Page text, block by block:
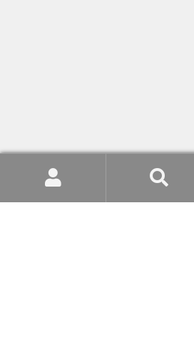
Herren Günstig Real Madrid Trikots
nach: